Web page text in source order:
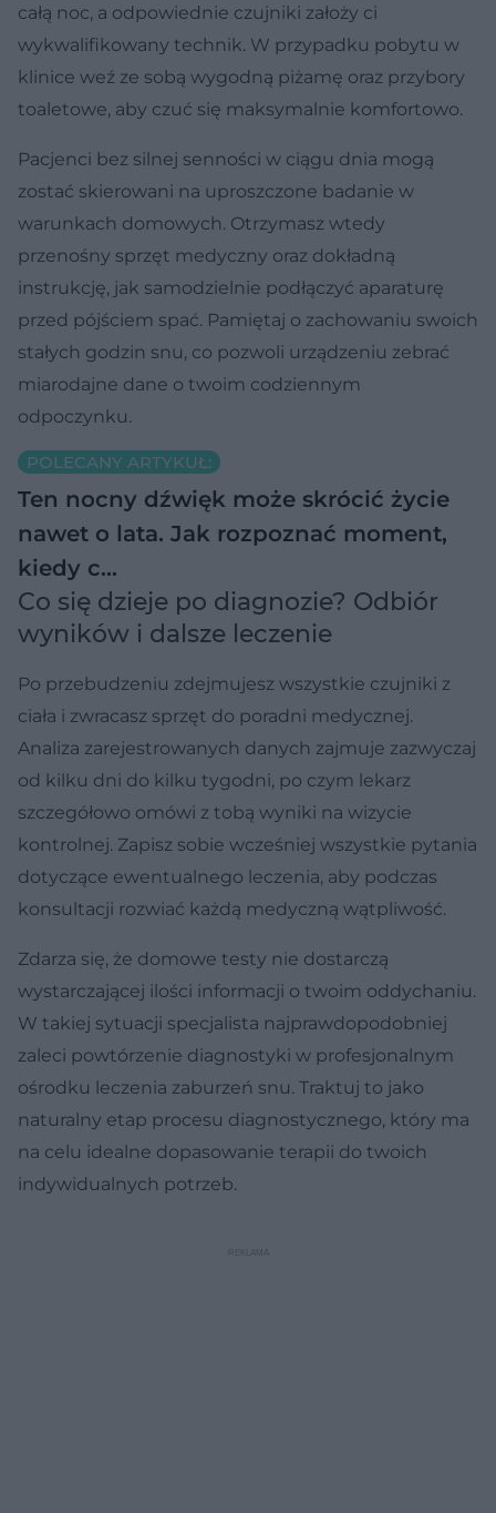
całą noc, a odpowiednie czujniki założy ci
wykwalifikowany technik. W przypadku pobytu w
klinice weź ze sobą wygodną piżamę oraz przybory
toaletowe, aby czuć się maksymalnie komfortowo.
Pacjenci bez silnej senności w ciągu dnia mogą
zostać skierowani na uproszczone badanie w
warunkach domowych. Otrzymasz wtedy
przenośny sprzęt medyczny oraz dokładną
instrukcję, jak samodzielnie podłączyć aparaturę
przed pójściem spać. Pamiętaj o zachowaniu swoich
stałych godzin snu, co pozwoli urządzeniu zebrać
miarodajne dane o twoim codziennym
odpoczynku.
POLECANY ARTYKUŁ:
Ten nocny dźwięk może skrócić życie
nawet o lata. Jak rozpoznać moment,
kiedy c…
Co się dzieje po diagnozie? Odbiór
wyników i dalsze leczenie
Po przebudzeniu zdejmujesz wszystkie czujniki z
ciała i zwracasz sprzęt do poradni medycznej.
Analiza zarejestrowanych danych zajmuje zazwyczaj
od kilku dni do kilku tygodni, po czym lekarz
szczegółowo omówi z tobą wyniki na wizycie
kontrolnej. Zapisz sobie wcześniej wszystkie pytania
dotyczące ewentualnego leczenia, aby podczas
konsultacji rozwiać każdą medyczną wątpliwość.
Zdarza się, że domowe testy nie dostarczą
wystarczającej ilości informacji o twoim oddychaniu.
W takiej sytuacji specjalista najprawdopodobniej
zaleci powtórzenie diagnostyki w profesjonalnym
ośrodku leczenia zaburzeń snu. Traktuj to jako
naturalny etap procesu diagnostycznego, który ma
na celu idealne dopasowanie terapii do twoich
indywidualnych potrzeb.